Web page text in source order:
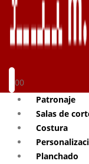
00
Patronaje
Salas de
Costura
Planchado